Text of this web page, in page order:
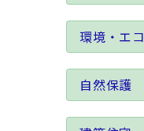
環境・エコ
自然保護